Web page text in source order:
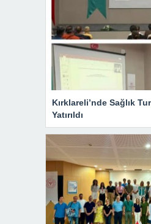
Kırklareli’nde Sağlık
Yatırıldı